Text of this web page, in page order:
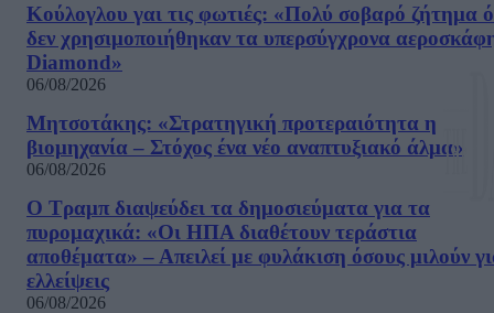
Κούλογλου γαι τις φωτιές: «Πολύ σοβαρό ζήτημα
δεν χρησιμοποιήθηκαν τα υπερσύγχρονα
Diamond»
06/08/2026
Μητσοτάκης: «Στρατηγική προτεραιότητα η
βιομηχανία – Στόχος ένα νέο αναπτυξιακό άλμα»
06/08/2026
Ο Τραμπ διαψεύδει τα δημοσιεύματα για τα
πυρομαχικά: «Οι ΗΠΑ διαθέτουν τεράστια
αποθέματα» – Απειλεί με φυλάκιση όσους μιλούν
ελλείψεις
06/08/2026